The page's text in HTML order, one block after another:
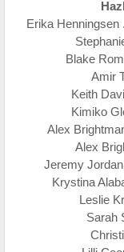
Erika Henningsen
Blake
Amir
Keith
Kimiko
Alex
Alex
Jeremy
Krystina
Leslie
Sarah